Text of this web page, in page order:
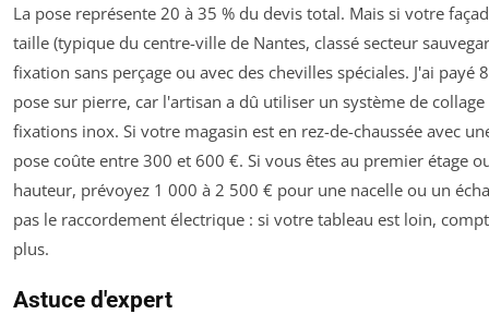
La pose représente 20 à 35 % du devis total. Mais si votre
taille (typique du centre-ville de Nantes, classé secteur
fixation sans perçage ou avec des chevilles spéciales. J'ai payé
pose sur pierre, car l'artisan a dû utiliser un système de
fixations inox. Si votre magasin est en rez-de-chaussée avec
pose coûte entre 300 et 600 €. Si vous êtes au premier étage
hauteur, prévoyez 1 000 à 2 500 € pour une nacelle ou un
pas le raccordement électrique : si votre tableau est loin,
plus.
Astuce d'expert